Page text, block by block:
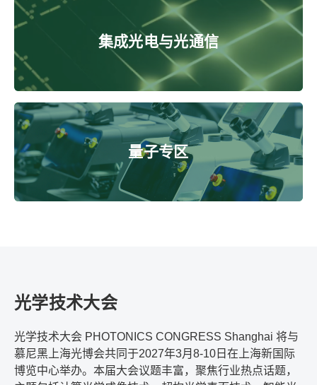
集成光电与光通信
量子专区
光学技术大会
光学技术大会 PHOTONICS CONGRESS Shanghai 将与
慕尼黑上海光博会共同于2027年3月8-10日在上海新国际
博览中心举办。本届大会议题丰富，聚焦行业热点话题，